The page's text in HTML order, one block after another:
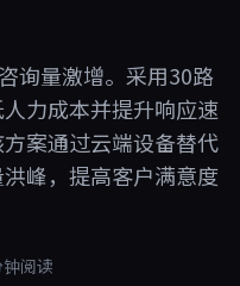
询量激增。采用30路
力成本并提升响应速
案通过云端设备替代
峰，提高客户满意度
阅读